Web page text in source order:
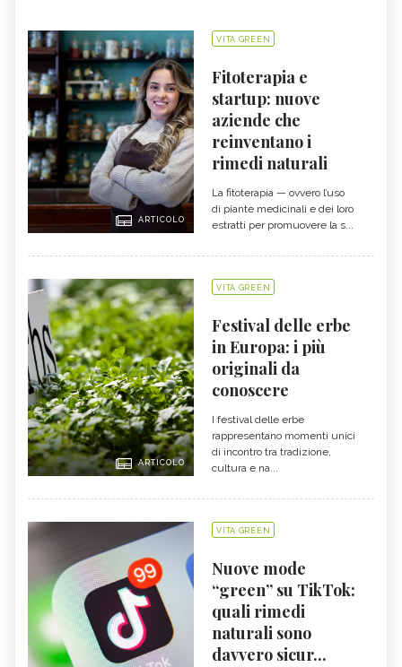
ARTICOLO
VITA GREEN
Fitoterapia e
startup: nuove
aziende che
reinventano i
rimedi naturali
La fitoterapia — ovvero l’uso
di piante medicinali e dei loro
estratti per promuovere la s...
ARTICOLO
VITA GREEN
Festival delle erbe
in Europa: i più
originali da
conoscere
I festival delle erbe
rappresentano momenti unici
di incontro tra tradizione,
cultura e na...
VITA GREEN
Nuove mode
“green” su TikTok:
quali rimedi
naturali sono
davvero sicur...